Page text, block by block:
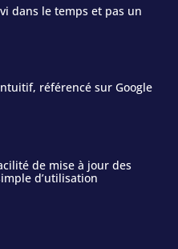
dans le temps et pas un
référencé sur Google
de mise à jour des
d’utilisation